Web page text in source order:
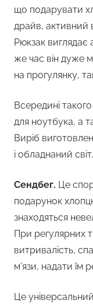
що подарувати
драйв, активний
Рюкзак виглядає
же час він дуже
на прогулянку,
Всередині
для ноутбука, а
Виріб
і обладнаний
Сендбег. Це
подарунок
знаходяться
При регулярних
витривалість,
м’язи, надати їм
Це